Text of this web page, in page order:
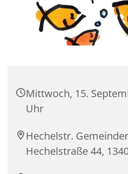
Mittwoch, 15.
Uhr
Hechelstr.
Hechelstraße 44,